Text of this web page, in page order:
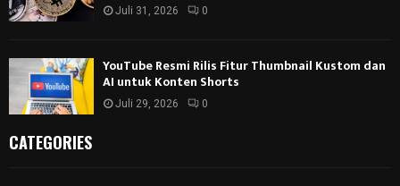
Juli 31, 2026 0
YouTube Resmi Rilis Fitur Thumbnail Kustom dan
AI untuk Konten Shorts
Juli 29, 2026 0
CATEGORIES